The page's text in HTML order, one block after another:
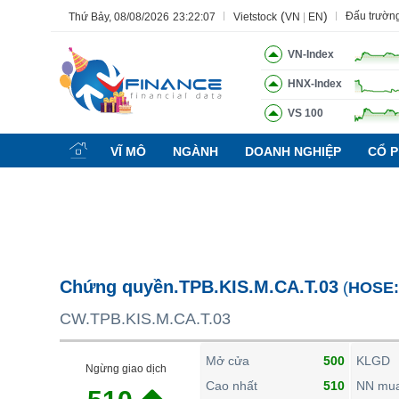
Thứ Bảy, 08/08/2026 23:22:08 Vietstock (VN EN) Đấu
VN-Index
HNX-Index
VS 100
VĨ MÔ NGÀNH DOANH NGHIỆP CỔ
Chứng quyền.TPB.KIS.M.CA.T.03 (HOSE:
CW.TPB.KIS.M.CA.T.03
Ngừng giao dịch
Mở cửa
500
Cao nhất
510
KLGD
NN
Tính năng Ngành Mã chứng khoán Lãnh
BẤT ĐỘNG SẢN
TÀI CHÍNH
KINH TẾ